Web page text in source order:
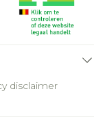
disclaimer